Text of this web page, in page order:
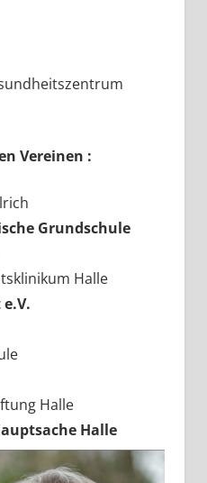
Vereinen :
Grundschule
Halle
Halle
Halle